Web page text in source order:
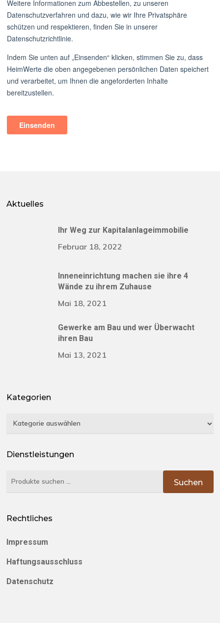
Aktuelles
Ihr Weg zur Kapitalanlageimmobilie
Februar 18, 2022
Inneneinrichtung machen sie ihre 4
Wände zu ihrem Zuhause
Mai 18, 2021
Gewerke am Bau und wer Überwacht
ihren Bau
Mai 13, 2021
Kategorien
Kategorien
Dienstleistungen
Suchen
Suchen
Rechtliches
Impressum
Haftungsausschluss
Datenschutz